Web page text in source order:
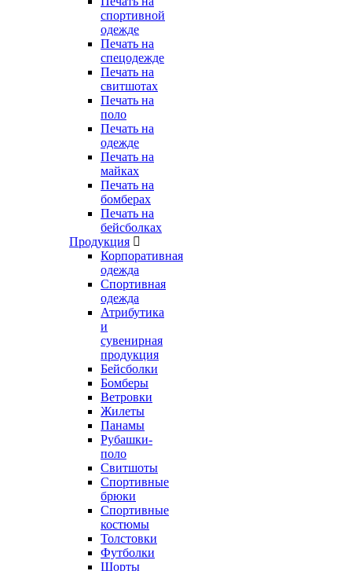
спортивной
одежде
Печать на
спецодежде
Печать на
свитшотах
Печать на
поло
Печать на
одежде
Печать на
майках
Печать на
бомберах
Печать на
бейсболках
Продукция
Корпоративная
одежда
Спортивная
одежда
Атрибутика
и
сувенирная
продукция
Бейсболки
Бомберы
Ветровки
Жилеты
Панамы
Рубашки-
поло
Свитшоты
Спортивные
брюки
Спортивные
костюмы
Толстовки
Футболки
Шорты